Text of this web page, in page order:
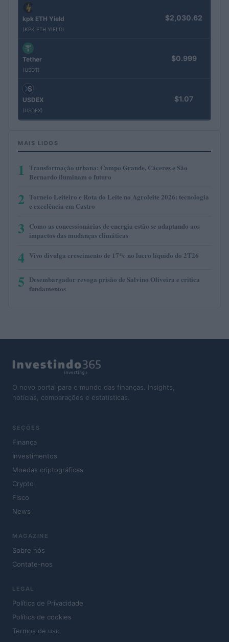
kpk ETH Yield
(KPK ETH YIELD)
$2,030.62
Tether
(USDT)
$0.999
USDEX
(USDEX)
$1.07
MAIS LIDOS
1 Transformação urbana: Campo Grande, Cáceres e São
Bernardo iluminam o futuro
2 Torneio Leiteiro e Rota do Leite no Agroleite 2026: tecnologia
e excelência em Castro
3 Como as concessionárias de energia estão se adaptando aos
impactos das mudanças climáticas
4 Vivo divulga crescimento de 17% no lucro líquido do 2T26
5 Desembargador revoga prisão de Salvino Oliveira e critica
fundamentos
O novo portal para o mundo das finanças. Insights,
notícias, comparações e estatísticas.
SEÇÕES
Finança
Investimentos
Moedas criptográficas
Crypto
Fisco
News
MAGAZINE
Sobre nós
Contate-nos
LEGAL
Política de Privacidade
Política de cookies
Termos de uso